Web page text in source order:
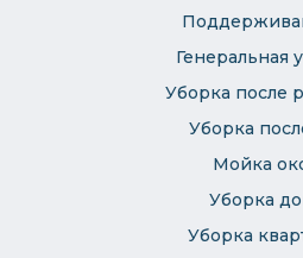
Генеральная
Уборка после
Уборка
Мойка
Уборка
Уборка